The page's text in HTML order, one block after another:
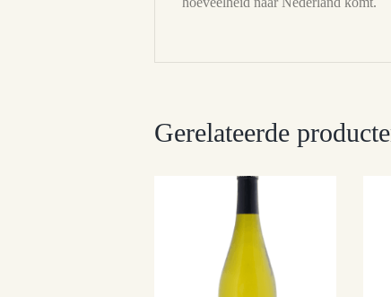
Gerelateerde